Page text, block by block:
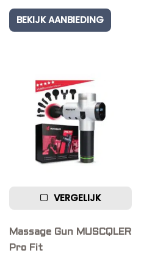
3.00
out of
5
BEKIJK AANBIEDING
VERGELIJK
Massage Gun MUSCQLER
Pro Fit